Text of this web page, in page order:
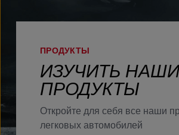
ПРОДУКТЫ
ИЗУЧИТЬ НАШИ
ПРОДУКТЫ
Откройте для себя все наши
легковых автомобилей